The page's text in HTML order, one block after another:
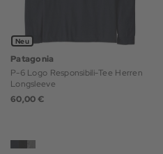
Neu
Patagonia
P-6 Logo Responsibili-Tee Herren
Longsleeve
60,00 €